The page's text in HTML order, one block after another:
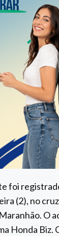
foi
(2), no
O
Honda Biz.